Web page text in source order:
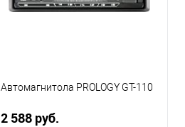
Автомагнитола PROLOGY GT-110
2 588 руб.